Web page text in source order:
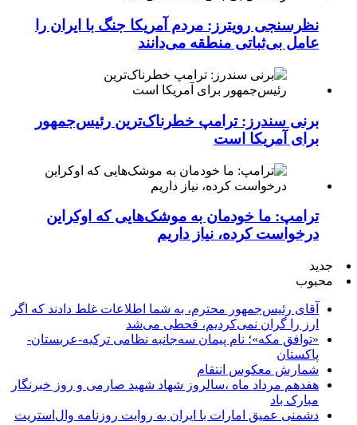
نظرسنجی رویترز: مردم آمریکا جنگ با ایران را
عامل بی‌ثباتی منطقه می‌دانند
برنی سندرز: ترامپ خطرناک‌ترین رئیس‌جمهور
برای آمریکا است
ترامپ: ما خودمان به موشک‌هایی که اوکراین
درخواست کرده، نیاز داریم
جدید
محبوب
آقای رئیس‌جمهور محترم، به شما اطلاعات غلط دادند که اگر
ارز را گران نمی‌کردیم، قحطی می‌شد
«توافق مکه»؛ نام پیمان سه‌جانبه نظامی ترکیه-عربستان-
پاکستان
شمارش معکوس انتقام
هفدهم مرداد ماه ،سالروز شهاد شهید صارمی و روز خبرنگار
مبارک باد
دشمنی عمیق امارات با ایران به روایت روزنامه وال‌استریت